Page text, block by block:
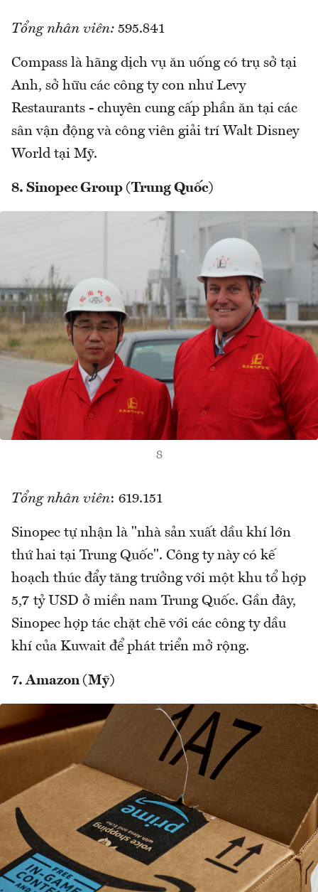
Tổng nhân viên: 595.841
Compass là hãng dịch vụ ăn uống có trụ sở tại
Anh, sở hữu các công ty con như Levy
Restaurants - chuyên cung cấp phần ăn tại các
sân vận động và công viên giải trí Walt Disney
World tại Mỹ.
8. Sinopec Group (Trung Quốc)
8
Tổng nhân viên: 619.151
Sinopec tự nhận là "nhà sản xuất dầu khí lớn
thứ hai tại Trung Quốc". Công ty này có kế
hoạch thúc đẩy tăng trưởng với một khu tổ hợp
5,7 tỷ USD ở miền nam Trung Quốc. Gần đây,
Sinopec hợp tác chặt chẽ với các công ty dầu
khí của Kuwait để phát triển mở rộng.
7. Amazon (Mỹ)